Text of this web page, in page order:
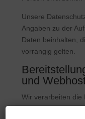
Unsere
Angaben zu der
Daten beinhalten,
vorrangig gelten.
und
Wir verarbeiten die
unsere Online-